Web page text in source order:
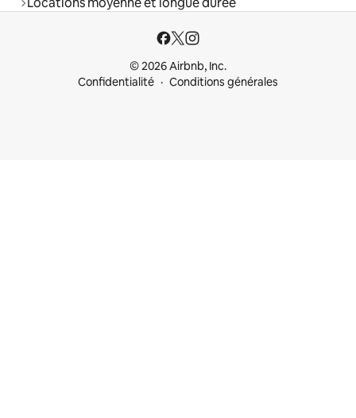
© 2026 Airbnb, Inc.
Confidentialité
Conditions générales